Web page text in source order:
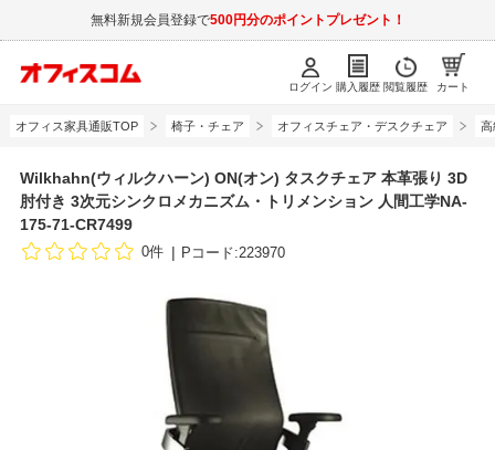
無料新規会員登録で500円分のポイントプレゼント！
ログイン 購入履歴 閲覧履歴 カート
オフィス家具通販TOP 椅子・チェア オフィスチェア・デスクチェア 高
Wilkhahn(ウィルクハーン) ON(オン) タスクチェア 本革張り 3D
肘付き 3次元シンクロメカニズム・トリメンション 人間工学NA-
175-71-CR7499
0件 Pコード:223970